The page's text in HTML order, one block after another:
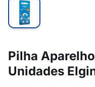
Pilha
Unidades